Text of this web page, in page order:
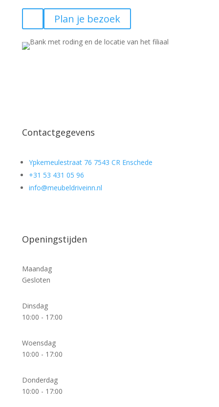
Plan je bezoek
Contactgegevens
Ypkemeulestraat 76 7543 CR Enschede
+31 53 431 05 96
info@meubeldriveinn.nl
Openingstijden
Maandag
Gesloten
Dinsdag
10:00 - 17:00
Woensdag
10:00 - 17:00
Donderdag
10:00 - 17:00